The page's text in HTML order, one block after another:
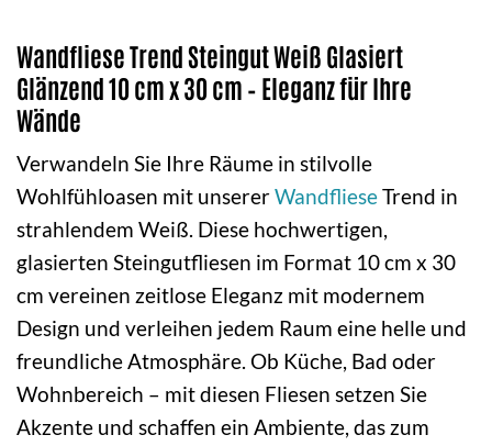
Wandfliese Trend Steingut Weiß Glasiert
Glänzend 10 cm x 30 cm – Eleganz für Ihre
Wände
Verwandeln Sie Ihre Räume in stilvolle
Wohlfühloasen mit unsererWandflieseTrend in
strahlendem Weiß. Diese hochwertigen,
glasierten Steingutfliesen im Format 10 cm x 30
cm vereinen zeitlose Eleganz mit modernem
Design und verleihen jedem Raum eine helle und
freundliche Atmosphäre. Ob Küche, Bad oder
Wohnbereich – mit diesen Fliesen setzen Sie
Akzente und schaffen ein Ambiente, das zum